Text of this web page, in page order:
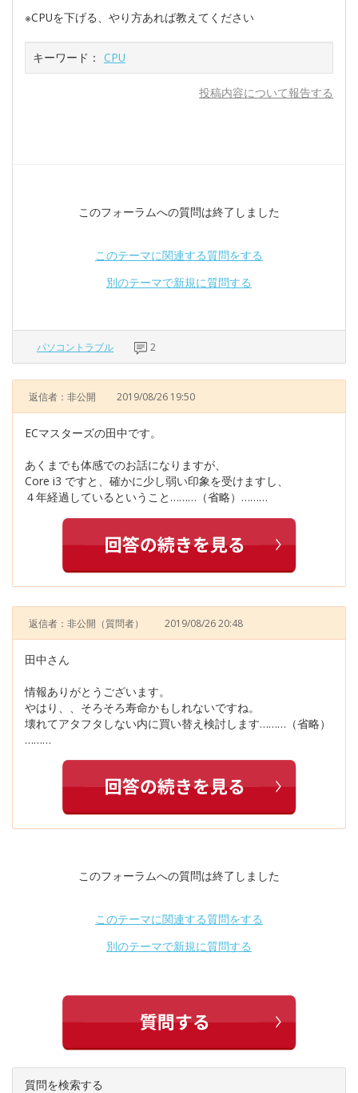
※CPUを下げる、やり方あれば教えてください
キーワード： CPU
投稿内容について報告する
このフォーラムへの質問は終了しました
このテーマに関連する質問をする
別のテーマで新規に質問する
パソコントラブル 2
返信者：非公開 2019/08/26 19:50
ECマスターズの田中です。
あくまでも体感でのお話になりますが、
Core i3 ですと、確かに少し弱い印象を受けますし、
４年経過しているということ………（省略）………
返信者：非公開 （質問者） 2019/08/26 20:48
田中さん
情報ありがとうございます。
やはり、、そろそろ寿命かもしれないですね。
壊れてアタフタしない内に買い替え検討します………（省略）
………
このフォーラムへの質問は終了しました
このテーマに関連する質問をする
別のテーマで新規に質問する
質問を検索する